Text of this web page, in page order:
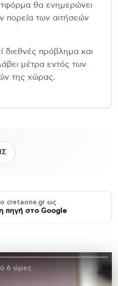
θα ενημερώνει
πορεία των αιτήσεών
διεθνές πρόβλημα και
μέτρα εντός των
της χώρας.
cretaone.gr ως
πηγή στο Google
6 ώρες